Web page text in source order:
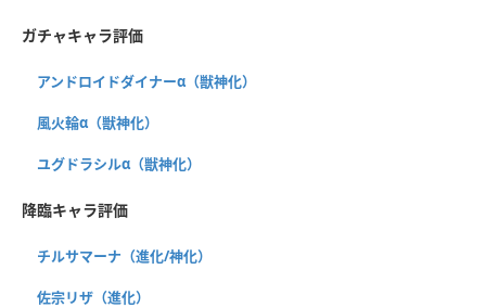
ガチャキャラ評価
アンドロイドダイナーα（獣神化）
風火輪α（獣神化）
ユグドラシルα（獣神化）
降臨キャラ評価
チルサマーナ（進化/神化）
佐宗リザ（進化）